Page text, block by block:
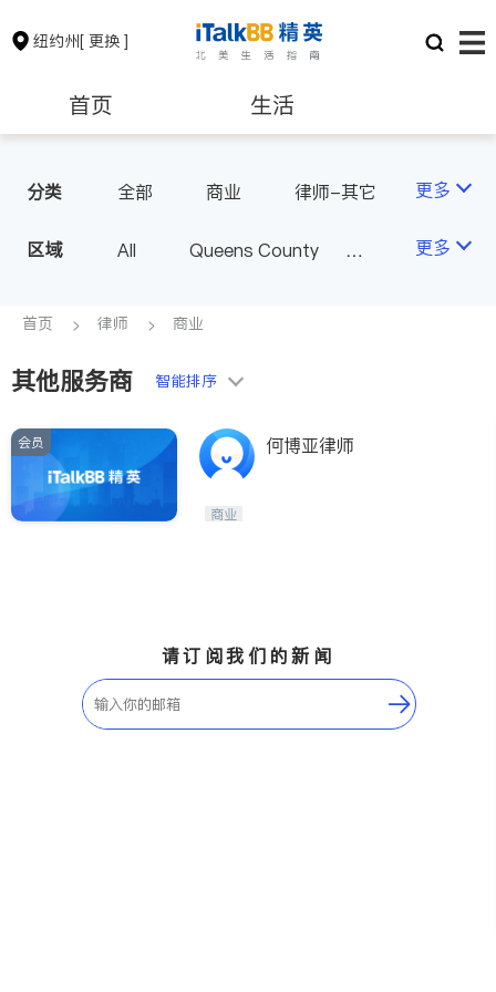
纽约州[ 更换 ]
首页 生活
保险理财 房地产租售
银行贷款
建筑装修
非盈利组织
分类 全部 商业
律师-其它
更多
区域 All
Queens County
Long Island
Buffalo & Syracuse
Westchester County & Orange
County
更多
首页 律师 商业
其他服务商 智能排序
会员 何博亚律师
商业
请订阅我们的新闻